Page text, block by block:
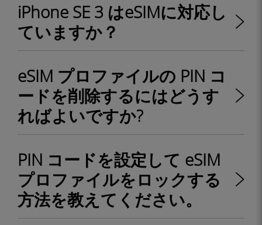
iPhone SE 3 はeSIMに対応し
ていますか？
eSIM プロファイルの PIN コ
ードを削除するにはどうす
ればよいですか?
PIN コードを設定して eSIM
プロファイルをロックする
方法を教えてください。